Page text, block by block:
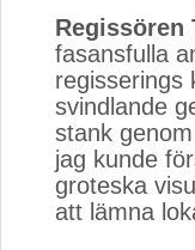
Regissören
fasansfulla
regisserings
svindlande
stank
jag kunde
groteska
att lämna